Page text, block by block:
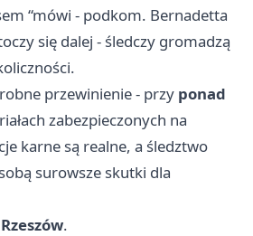
“mówi - podkom. Bernadetta
się dalej - śledczy gromadzą
przewinienie - przy ponad
zabezpieczonych na
karne są realne, a śledztwo
surowsze skutki dla
.